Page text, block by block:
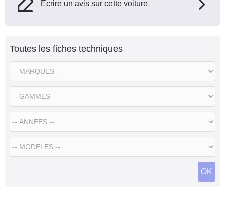
Ecrire un avis sur cette voiture
Toutes les fiches techniques